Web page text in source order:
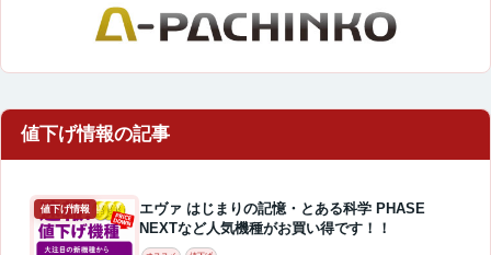
値下げ情報
エヴァ はじまりの記憶・とある科学 PHASE
NEXTなど人気機種がお買い得です！！